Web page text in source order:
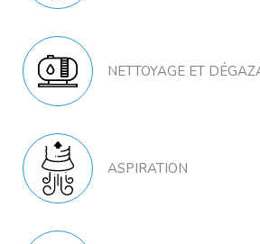
NETTOYAGE ET
ASPIRATION